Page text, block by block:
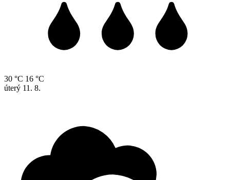
30 °C 16 °C
úterý 11. 8.